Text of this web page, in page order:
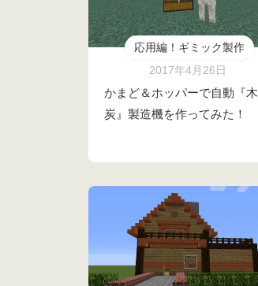
応用編！ギミック製作
2017年4月26日
かまど＆ホッパーで自動『木
炭』製造機を作ってみた！